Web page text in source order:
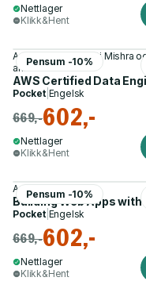
Nettlager
Klikk&Hent
Pensum -10%
Anusha Challa, Sakti Mishra
annen
AWS Certified Data
Pocket| Engelsk
669,-602,-
Nettlager
Klikk&Hent
Pensum -10%
Addy Osmani
Building Web Apps with
Pocket| Engelsk
669,-602,-
Nettlager
Klikk&Hent